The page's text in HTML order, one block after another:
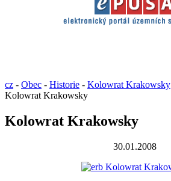
cz - Obec - Historie - Kolowrat Krakowsky
Kolowrat Krakowsky
Kolowrat Krakowsky
30.01.2008